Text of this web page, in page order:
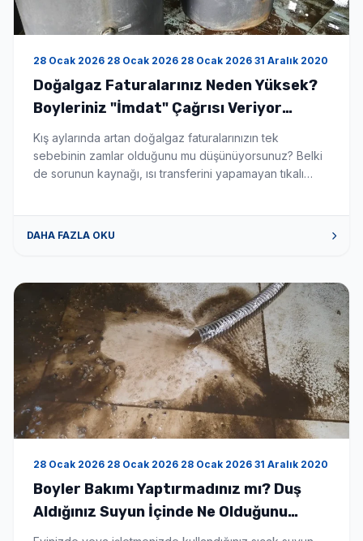
28 Ocak 2026 28 Ocak 2026 28 Ocak 2026 31 Aralık 2020
Doğalgaz Faturalarınız Neden Yüksek?
Boyleriniz "İmdat" Çağrısı Veriyor
Olabilir! - Boyler Tamiri ve Servisi
Kış aylarında artan doğalgaz faturalarınızın tek
sebebinin zamlar olduğunu mu düşünüyorsunuz? Belki
de sorunun kaynağı, ısı transferini yapamayan tıkalı
DAHA FAZLA OKU
28 Ocak 2026 28 Ocak 2026 28 Ocak 2026 31 Aralık 2020
Boyler Bakımı Yaptırmadınız mı? Duş
Aldığınız Suyun İçinde Ne Olduğunu
Bilseniz Şaşırırdınız! - Boyler Tamiri ve